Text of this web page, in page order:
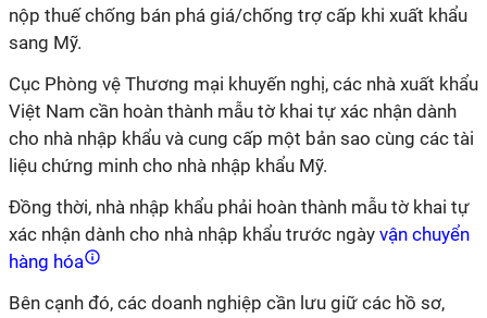
nộp thuế chống bán phá giá/chống trợ cấp khi xuất khẩu
sang Mỹ.
Cục Phòng vệ Thương mại khuyến nghị, các nhà xuất khẩu
Việt Nam cần hoàn thành mẫu tờ khai tự xác nhận dành
cho nhà nhập khẩu và cung cấp một bản sao cùng các tài
liệu chứng minh cho nhà nhập khẩu Mỹ.
Đồng thời, nhà nhập khẩu phải hoàn thành mẫu tờ khai tự
xác nhận dành cho nhà nhập khẩu trước ngày vận chuyển
hàng hóa
Bên cạnh đó, các doanh nghiệp cần lưu giữ các hồ sơ,